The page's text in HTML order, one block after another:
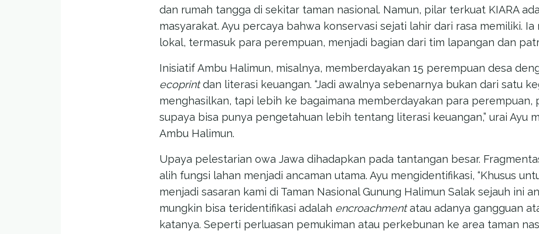
dan rumah tangga di sekitar taman nasional. Namun, pilar terkuat KIARA
masyarakat. Ayu percaya bahwa konservasi sejati lahir dari rasa memiliki. Ia
lokal, termasuk para perempuan, menjadi bagian dari tim lapangan dan
Inisiatif Ambu Halimun, misalnya, memberdayakan 15 perempuan desa
ecoprintdan literasi keuangan. “Jadi awalnya sebenarnya bukan dari satu
menghasilkan, tapi lebih ke bagaimana memberdayakan para perempuan,
supaya bisa punya pengetahuan lebih tentang literasi keuangan,” urai Ayu
Ambu Halimun.
Upaya pelestarian owa Jawa dihadapkan pada tantangan besar.
alih fungsi lahan menjadi ancaman utama. Ayu mengidentifikasi, “Khusus
menjadi sasaran kami di Taman Nasional Gunung Halimun Salak sejauh ini
mungkin bisa teridentifikasi adalah encroachmentatau adanya gangguan
katanya. Seperti perluasan pemukiman atau perkebunan ke area taman